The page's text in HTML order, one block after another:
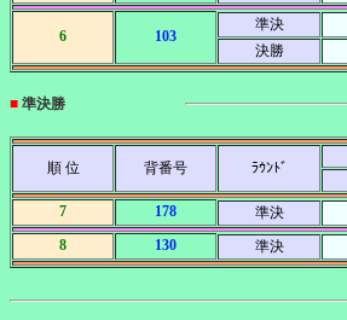
6 103
準決
決勝
■ 準決勝
順 位 背番号 ﾗｳﾝﾄﾞ
7
178 準決
8
130 準決